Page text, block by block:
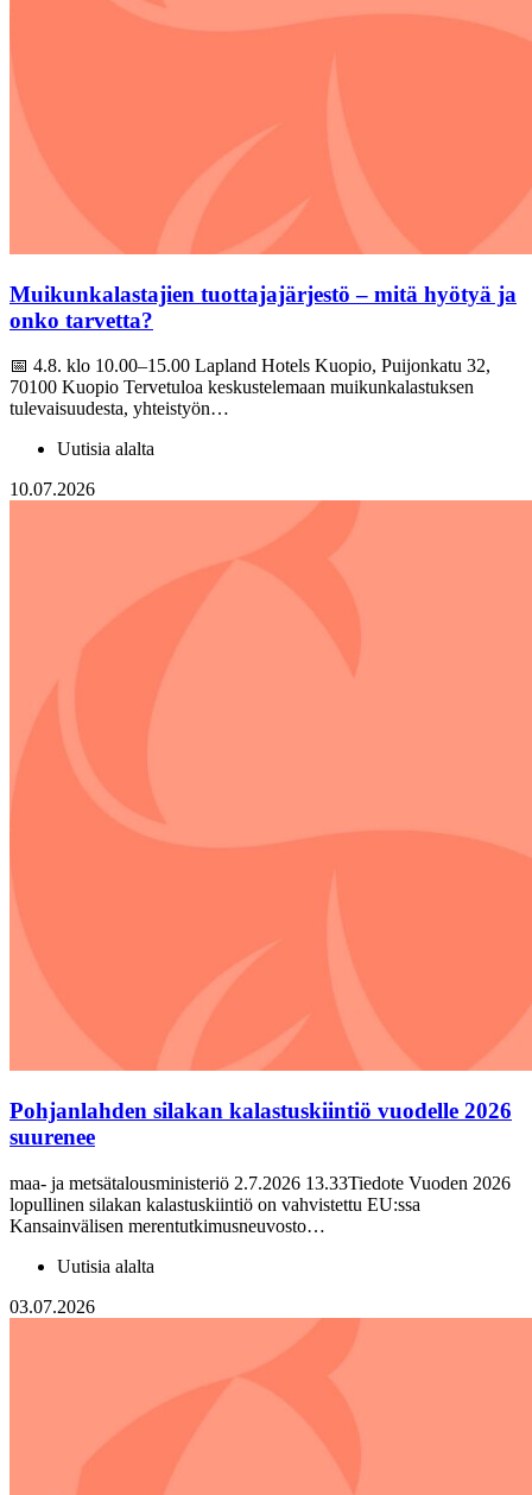
Muikunkalastajien tuottajajärjestö – mitä hyötyä ja
onko tarvetta?
📅 4.8. klo 10.00–15.00 Lapland Hotels Kuopio, Puijonkatu 32,
70100 Kuopio Tervetuloa keskustelemaan muikunkalastuksen
tulevaisuudesta, yhteistyön…
Uutisia alalta
10.07.2026
Pohjanlahden silakan kalastuskiintiö vuodelle 2026
suurenee
maa- ja metsätalousministeriö 2.7.2026 13.33Tiedote Vuoden 2026
lopullinen silakan kalastuskiintiö on vahvistettu EU:ssa
Kansainvälisen merentutkimusneuvosto…
Uutisia alalta
03.07.2026